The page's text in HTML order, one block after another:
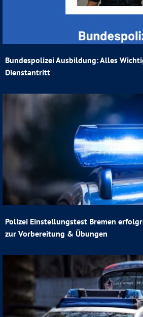
Bundespolizei Ausbildung: Alles
Dienstantritt
Polizei Einstellungstest Bremen
zur Vorbereitung & Übungen